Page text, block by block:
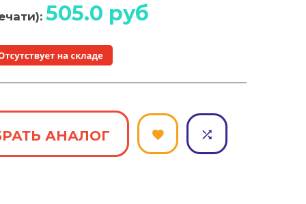
505.0 руб
АНАЛОГ